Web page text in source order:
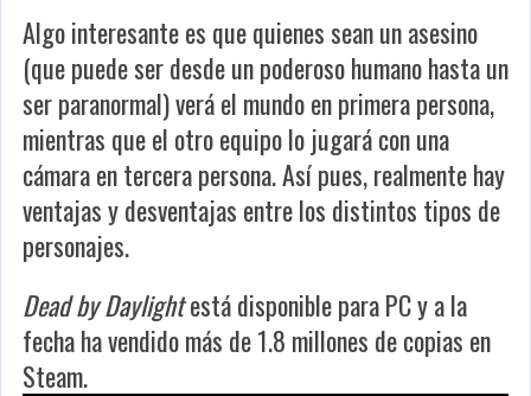
Algo interesante es que quienes sean un asesino
(que puede ser desde un poderoso humano hasta un
ser paranormal) verá el mundo en primera persona,
mientras que el otro equipo lo jugará con una
cámara en tercera persona. Así pues, realmente hay
ventajas y desventajas entre los distintos tipos de
personajes.
Dead by Daylightestá disponible para PC y a la
fecha ha vendido más de 1.8 millones de copias en
Steam.